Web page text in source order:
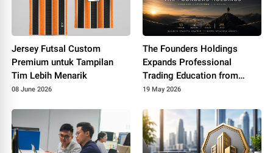
Jersey Futsal Custom
Premium untuk Tampilan
Tim Lebih Menarik
08 June 2026
The Founders Holdings
Expands Professional
Trading Education from
Malaysia to Singapore
19 May 2026